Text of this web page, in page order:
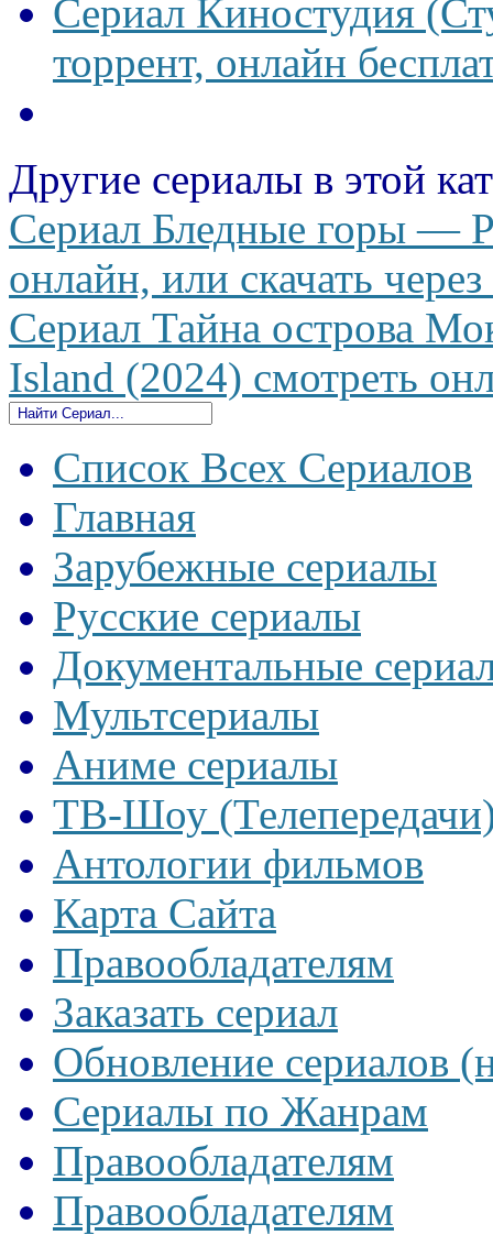
Сериал Киностудия
торрент, онлайн
Другие сериалы в этой
Сериал Бледные горы —
онлайн, или скачать
Сериал Тайна острова
Island (2024) смотреть
Список Всех Сериалов
Главная
Зарубежные сериалы
Русские сериалы
Документальные
Мультсериалы
Аниме сериалы
ТВ-Шоу
Антологии фильмов
Карта Сайта
Правообладателям
Заказать сериал
Обновление сериалов
Сериалы по Жанрам
Правообладателям
Правообладателям